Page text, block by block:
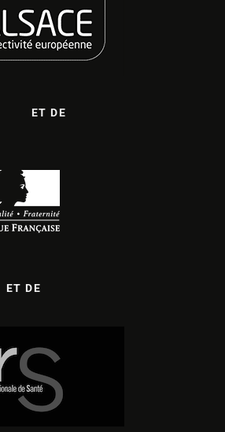
ET DE
ET DE